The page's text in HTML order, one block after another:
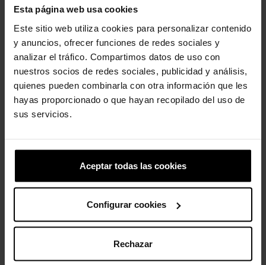
Esta página web usa cookies
Este sitio web utiliza cookies para personalizar contenido
y anuncios, ofrecer funciones de redes sociales y
analizar el tráfico. Compartimos datos de uso con
nuestros socios de redes sociales, publicidad y análisis,
quienes pueden combinarla con otra información que les
hayas proporcionado o que hayan recopilado del uso de
sus servicios.
Aceptar todas las cookies
Configurar cookies
Rechazar
- Los orificios de ventilación aportan transpirabilidad y ayudan
- Fáciles de limpiar y de secado rápido.
- Almohadilla en el talón de la correa trasera para mayor
comodidad.
- Personalizables con Jibbitz™.
- Soporte de doble densidad con suela Croslite y plantilla
LiteRide™.
producto también han comprado:
-20% -20%